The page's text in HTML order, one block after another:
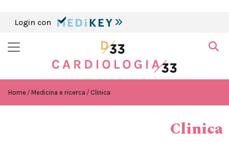
Login con
Home Medicina e ricerca Clinica
Clinica